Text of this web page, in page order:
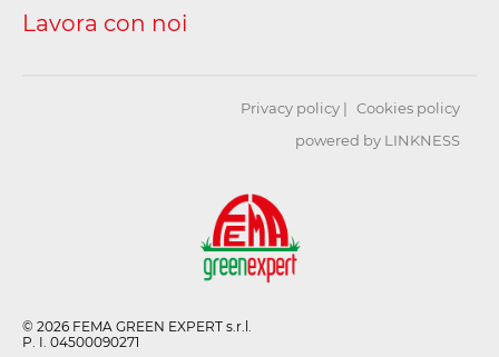
Lavora con noi
Privacy policy
Cookies policy
powered by LINKNESS
© 2026 FEMA GREEN EXPERT s.r.l.
P. I. 04500090271